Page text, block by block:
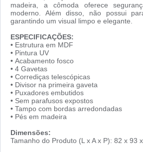
madeira, a cômoda oferece
moderno. Além disso, não possui
garantindo um visual limpo e elegante.
ESPECIFICAÇÕES:
• Estrutura em MDF
• Pintura UV
• Acabamento fosco
• 4 Gavetas
• Corrediças telescópicas
• Divisor na primeira gaveta
• Puxadores embutidos
• Sem parafusos expostos
• Tampo com bordas arredondadas
• Pés em madeira
Dimensões:
Tamanho do Produto (L x A x P): 82 x 93